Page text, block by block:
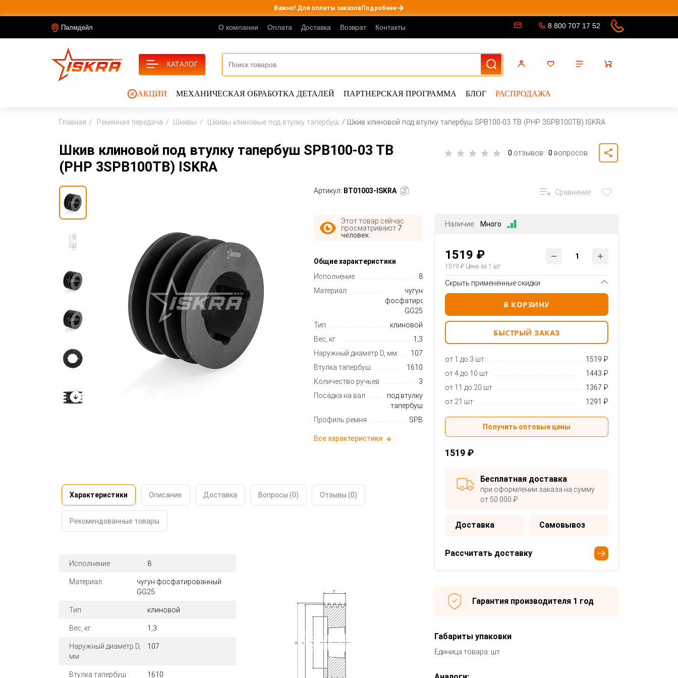
Важно! Для оплаты заказовПодробнее
Палмдейл О компании Оплата Доставка Возврат Контакты 8 800 707 17 52
АКЦИИ МЕХАНИЧЕСКАЯ ОБРАБОТКА ДЕТАЛЕЙ ПАРТНЕРСКАЯ ПРОГРАММА БЛОГ РАСПРОДАЖА
КАТАЛОГ
Главная Ременная передача Шкивы Шкивы клиновые под втулку тапербуш Шкив клиновой под втулку тапербуш SPB100-03 TB (PHP 3SPB100TB) ISKRA
Шкив клиновой под втулку тапербуш SPB100-03 TB
(PHP 3SPB100TB) ISKRA
0 отзывов 0 вопросов
Артикул: BT01003-ISKRA
Этот товар сейчас
просматривают 7
человек
Общие характеристики
Исполнение
8
Материал
чугун
фосфатированный
GG25
Тип
клиновой
Вес, кг
1,3
Наружный диаметр D, мм
107
Втулка тапербуш
1610
Количество ручьев
3
Посадка на вал
под втулку
тапербуш
Профиль ремня
SPB
Все характеристики
Характеристики Описание Доставка Вопросы (0) Отзывы (0)
Рекомендованные товары
Исполнение 8
Материал
чугун фосфатированный
GG25
Тип клиновой
Вес, кг 1,3
Наружный диаметр D,
мм
107
Втулка тапербуш 1610
Сравнение
Наличие: Много
1519 ₽
1519 ₽Цена за 1 шт
Скрыть применённые скидки
В КОРЗИНУ
БЫСТРЫЙ ЗАКАЗ
от 1 до 3 шт
1519 ₽
от 4 до 10 шт
1443 ₽
от 11 до 20 шт
1367 ₽
от 21 шт
1291 ₽
Получить оптовые цены
1519 ₽
Бесплатная доставка
при оформлении заказа на сумму
от 50 000 ₽
Доставка Самовывоз
Рассчитать доставку
Гарантия производителя 1 год
Габариты упаковки
Единица товара: шт